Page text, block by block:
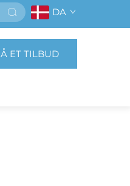
DA
ET TILBUD